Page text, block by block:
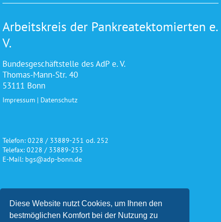
Diese Website nutzt Cookies, um Ihnen den
bestmöglichen Komfort bei der Nutzung zu
Arbeitskreis der Pankreatektomierten e.
V.
Bundesgeschäftstelle des AdP e. V.
Thomas-Mann-Str. 40
53111 Bonn
Impressum | Datenschutz
Telefon: 0228 / 33889-251 od. 252
Telefax: 0228 / 33889-253
E-Mail: bgs@adp-bonn.de
Wir danken für die freundliche
Unterstützung und Förderung